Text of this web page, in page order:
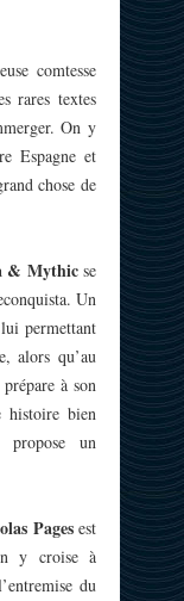
comtesse
rares textes
On y
Espagne et
chose de
& Mythicse
Un
permettant
alors qu’au
à son
histoire bien
un
Pagesest
y croise à
du